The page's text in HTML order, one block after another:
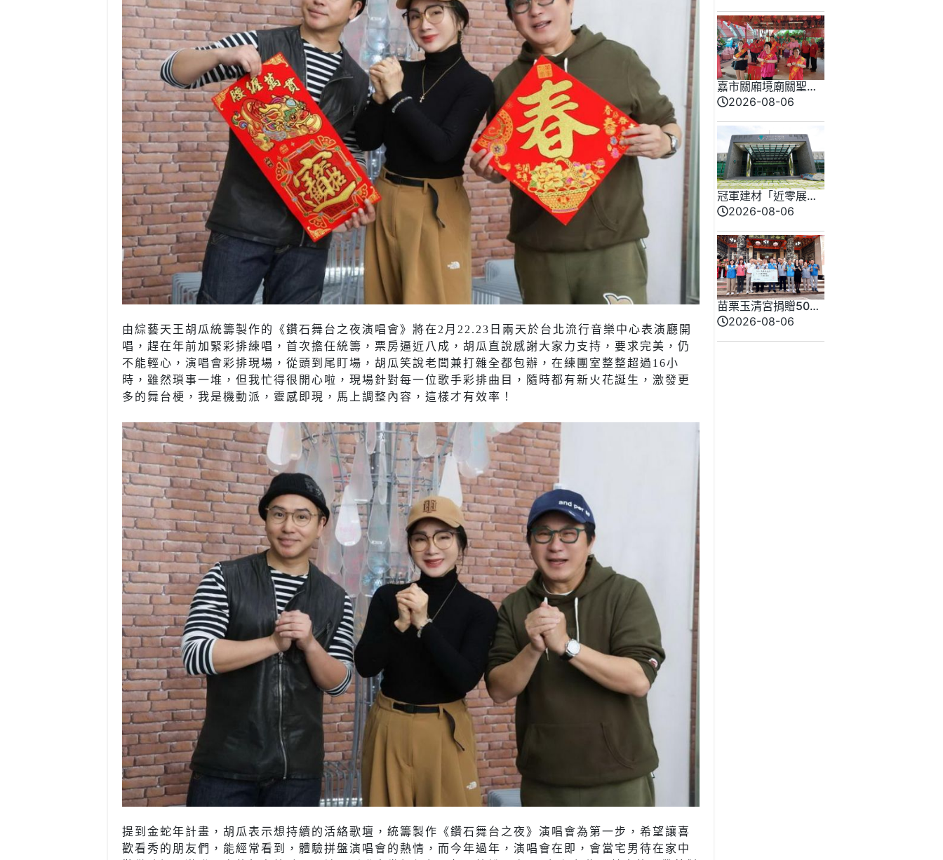
由綜藝天王胡瓜統籌製作的《鑽石舞台之夜演唱會》將在2月22.23日兩天於台北流行音樂中心表演廳開
唱，趕在年前加緊彩排練唱，首次擔任統籌，票房逼近八成，胡瓜直說感謝大家力支持，要求完美，仍
不能輕心，演唱會彩排現場，從頭到尾盯場，胡瓜笑說老闆兼打雜全都包辦，在練團室整整超過16小
時，雖然瑣事一堆，但我忙得很開心啦，現場針對每一位歌手彩排曲目，隨時都有新火花誕生，激發更
多的舞台梗，我是機動派，靈感即現，馬上調整內容，這樣才有效率！
提到金蛇年計畫，胡瓜表示想持續的活絡歌壇，統籌製作《鑽石舞台之夜》演唱會為第一步，希望讓喜
歡看秀的朋友們，能經常看到，體驗拼盤演唱會的熱情，而今年過年，演唱會在即，會當宅男待在家中
備巡檢
嘉市關廂境廟關聖帝
君聖誕1867週年祝壽
福澤萬民
2026-08-06
冠軍建材「近零展望
建材館」啟用 將肩
重任
2026-08-06
苗栗玉清宮捐贈500
萬元給縣府 挹注弱勢
2026-08-06